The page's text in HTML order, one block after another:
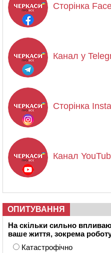
Сторінка
Канал у
Сторінка
Канал
ОПИТУВАННЯ
На скільки сильно
ваше життя, зокрема
Катастрофічно